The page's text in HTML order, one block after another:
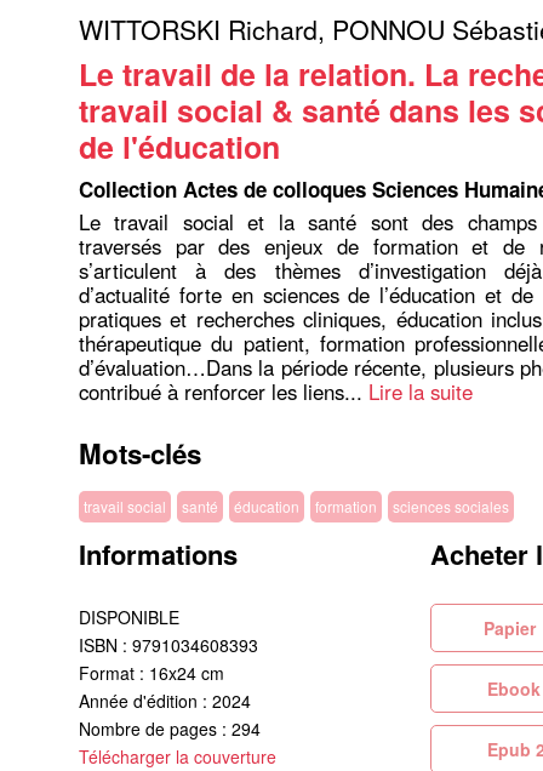
WITTORSKI Richard, PONNOU
Le travail de la relation. La
travail social & santé dans les
de l'éducation
Collection Actes de colloques Sciences
Le travail social et la santé sont des champs
traversés par des enjeux de formation et de
s’articulent à des thèmes d’investigation
d’actualité forte en sciences de l’éducation et
pratiques et recherches cliniques, éducation
thérapeutique du patient, formation
d’évaluation…Dans la période récente, plusieurs
contribué à renforcer les liens... Lire la suite
Mots-clés
travail social santé éducation formation sciences sociales
Informations
DISPONIBLE
ISBN : 9791034608393
Format : 16x24 cm
Année d'édition : 2024
Nombre de pages : 294
Télécharger la couverture
Acheter